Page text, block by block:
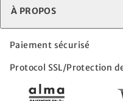
À PROPOS
Paiement sécurisé
Protocol SSL/Protection